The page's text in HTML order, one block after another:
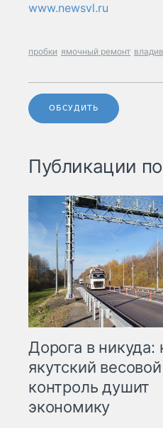
www.newsvl.ru
пробки ямочный ремонт
ОБСУДИТЬ
Публикации
Дорога в никуда:
якутский весовой
контроль душит
экономику